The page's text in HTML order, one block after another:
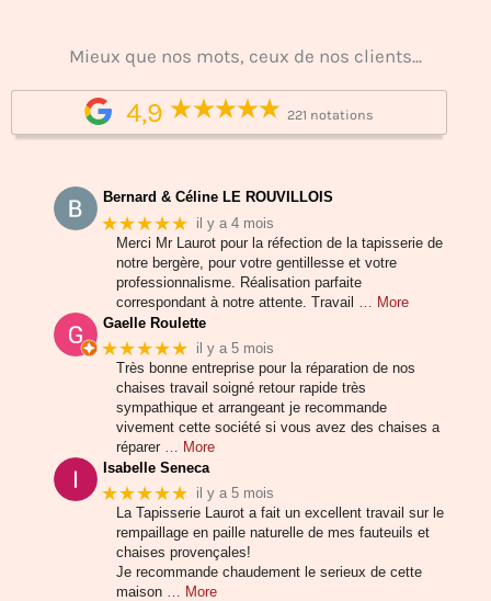
Mieux que nos mots, ceux de nos clients...
4,9 221 notations
Bernard & Céline LE ROUVILLOIS
★★★★★ il y a 4 mois
Merci Mr Laurot pour la réfection de la tapisserie de
notre bergère, pour votre gentillesse et votre
professionnalisme. Réalisation parfaite
correspondant à notre attente. Travail
… More
Gaelle Roulette
★★★★★ il y a 5 mois
Très bonne entreprise pour la réparation de nos
chaises travail soigné retour rapide très
sympathique et arrangeant je recommande
vivement cette société si vous avez des chaises a
réparer
… More
Isabelle Seneca
★★★★★ il y a 5 mois
La Tapisserie Laurot a fait un excellent travail sur le
rempaillage en paille naturelle de mes fauteuils et
chaises provençales!
Je recommande chaudement le serieux de cette
maison
… More